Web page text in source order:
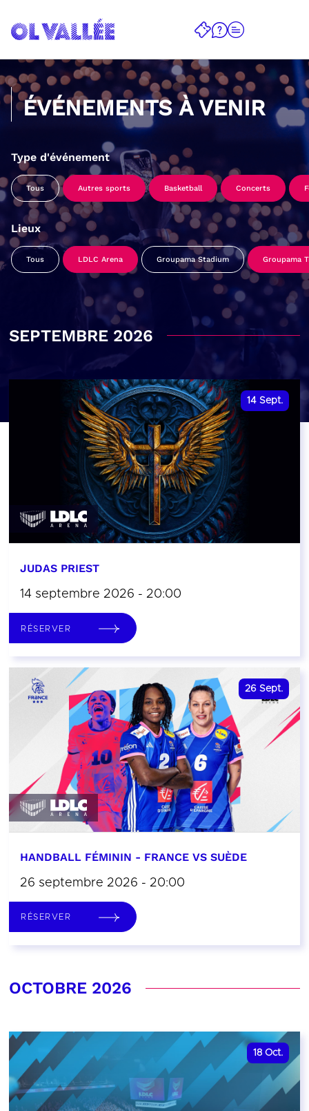
ÉVÉNEMENTS À VENIR
Type d'événement
Tous Autres sports Basketball Concerts
Lieux
Tous LDLC Arena Groupama Stadium Groupama
SEPTEMBRE 2026
14 Sept.
JUDAS PRIEST
14 septembre 2026 - 20:00
RÉSERVER
26 Sept.
HANDBALL FÉMININ - FRANCE VS SUÈDE
26 septembre 2026 - 20:00
RÉSERVER
OCTOBRE 2026
18 Oct.